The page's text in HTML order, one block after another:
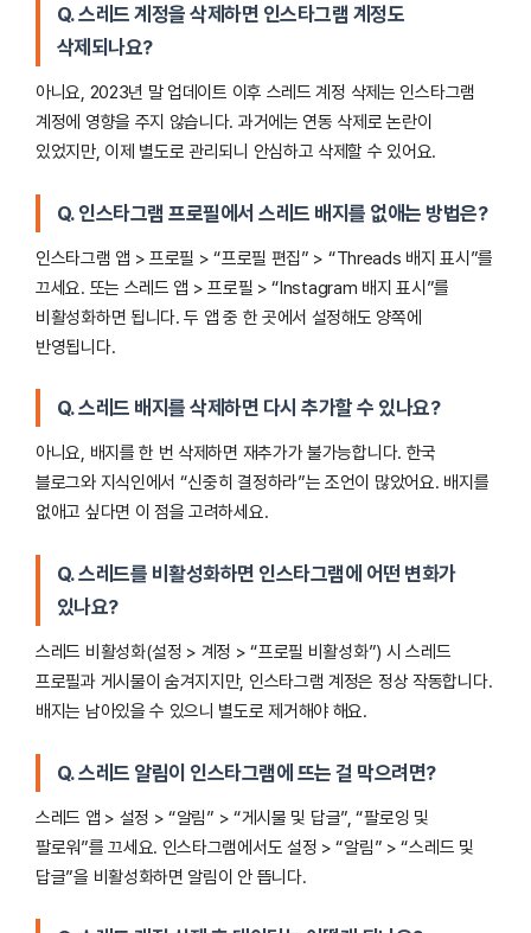
Q. 스레드 계정을 삭제하면 인스타그램 계정도
삭제되나요?
아니요, 2023년 말 업데이트 이후 스레드 계정 삭제는 인스타그램
계정에 영향을 주지 않습니다. 과거에는 연동 삭제로 논란이
있었지만, 이제 별도로 관리되니 안심하고 삭제할 수 있어요.
Q. 인스타그램 프로필에서 스레드 배지를 없애는 방법은?
인스타그램 앱 > 프로필 > “프로필 편집” > “Threads 배지 표시”를
끄세요. 또는 스레드 앱 > 프로필 > “Instagram 배지 표시”를
비활성화하면 됩니다. 두 앱 중 한 곳에서 설정해도 양쪽에
반영됩니다.
Q. 스레드 배지를 삭제하면 다시 추가할 수 있나요?
아니요, 배지를 한 번 삭제하면 재추가가 불가능합니다. 한국
블로그와 지식인에서 “신중히 결정하라”는 조언이 많았어요. 배지를
없애고 싶다면 이 점을 고려하세요.
Q. 스레드를 비활성화하면 인스타그램에 어떤 변화가
있나요?
스레드 비활성화(설정 > 계정 > “프로필 비활성화”) 시 스레드
프로필과 게시물이 숨겨지지만, 인스타그램 계정은 정상 작동합니다.
배지는 남아있을 수 있으니 별도로 제거해야 해요.
Q. 스레드 알림이 인스타그램에 뜨는 걸 막으려면?
스레드 앱 > 설정 > “알림” > “게시물 및 답글”, “팔로잉 및
팔로워”를 끄세요. 인스타그램에서도 설정 > “알림” > “스레드 및
답글”을 비활성화하면 알림이 안 뜹니다.